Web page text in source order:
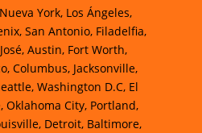
York, Los Ángeles,
San Antonio, Filadelfia,
Austin, Fort Worth,
Columbus, Jacksonville,
Washington D.C, El
Oklahoma City, Portland,
Detroit, Baltimore,